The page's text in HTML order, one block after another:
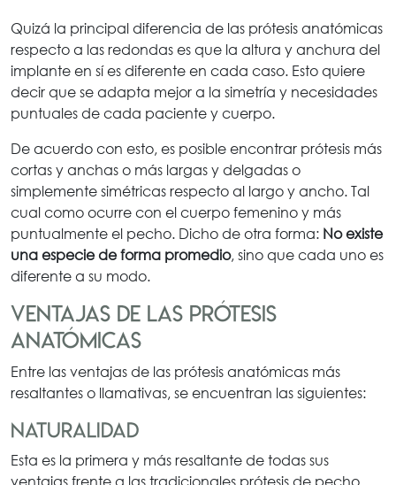
Quizá la principal diferencia de las prótesis anatómicas
respecto a las redondas es que la altura y anchura del
implante en sí es diferente en cada caso. Esto quiere
decir que se adapta mejor a la simetría y necesidades
puntuales de cada paciente y cuerpo.
De acuerdo con esto, es posible encontrar prótesis más
cortas y anchas o más largas y delgadas o
simplemente simétricas respecto al largo y ancho. Tal
cual como ocurre con el cuerpo femenino y más
puntualmente el pecho. Dicho de otra forma: No existe
una especie de forma promedio, sino que cada uno es
diferente a su modo.
Ventajas de las prótesis
anatómicas
Entre las ventajas de las prótesis anatómicas más
resaltantes o llamativas, se encuentran las siguientes:
Naturalidad
Esta es la primera y más resaltante de todas sus
ventajas frente a las tradicionales prótesis de pecho